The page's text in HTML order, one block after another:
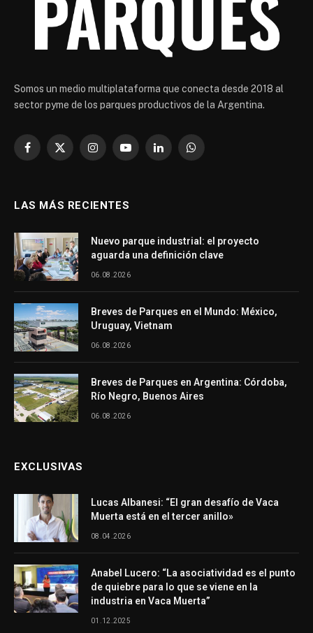
Somos un medio multiplataforma que conecta desde 2018 al
sector pyme de los parques productivos de la Argentina.
Facebook
X
InstagramYouTubeLinkedInWhatsApp
LAS MÁS RECIENTES
Nuevo parque industrial: el proyecto
aguarda una definición clave
06.08.2026
Breves de Parques en el Mundo: México,
Uruguay, Vietnam
06.08.2026
Breves de Parques en Argentina: Córdoba,
Río Negro, Buenos Aires
06.08.2026
EXCLUSIVAS
Lucas Albanesi: “El gran desafío de Vaca
Muerta está en el tercer anillo»
08.04.2026
Anabel Lucero: “La asociatividad es el punto
de quiebre para lo que se viene en la
industria en Vaca Muerta”
01.12.2025